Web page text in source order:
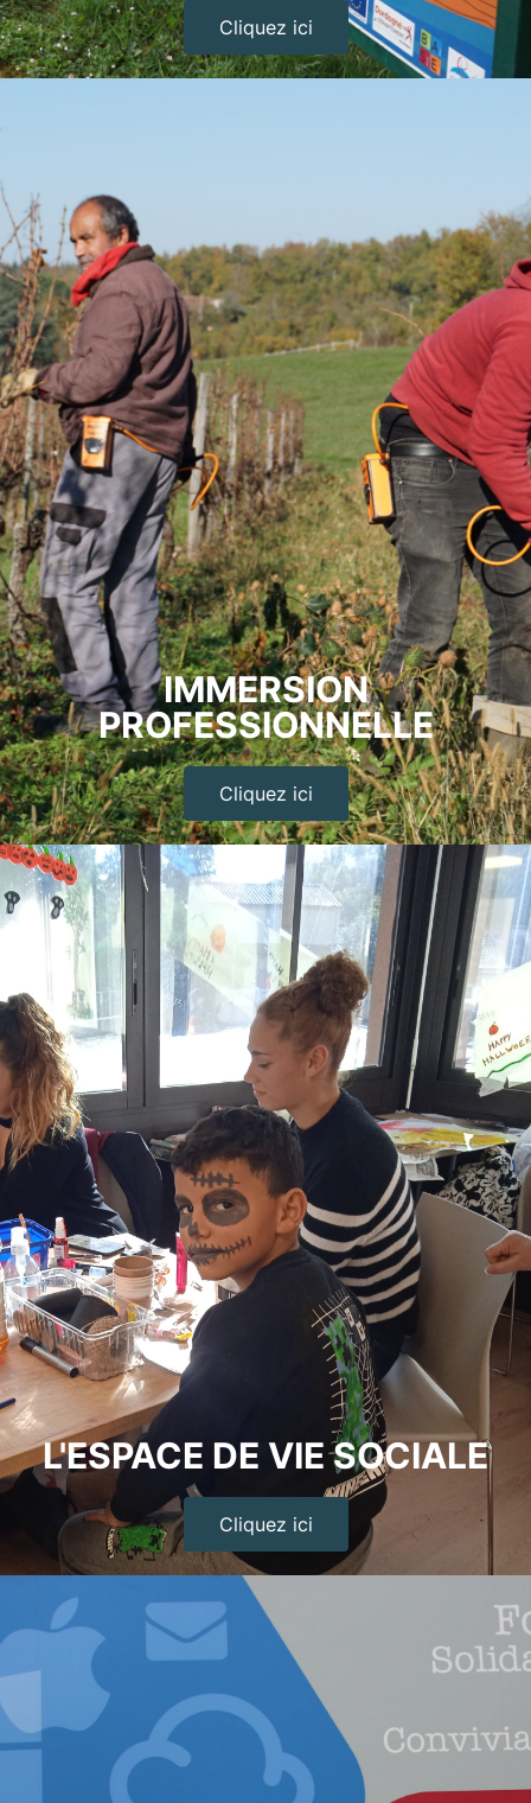
Cliquez ici
IMMERSION
PROFESSIONNELLE
Cliquez ici
L'ESPACE DE VIE SOCIALE
Cliquez ici